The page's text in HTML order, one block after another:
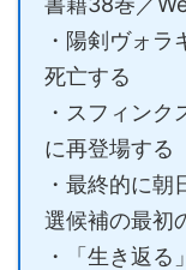
・陽剣ヴォ
死亡する
・スフィン
に再登場する
・最終的に
選候補の最初
・「生き返